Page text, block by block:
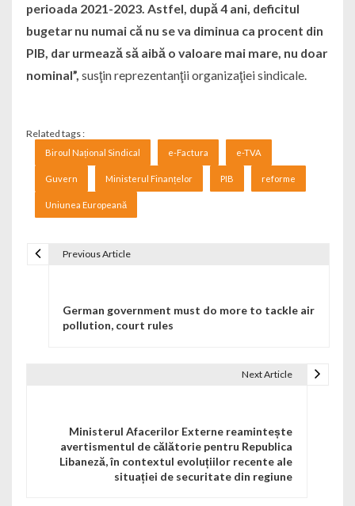
perioada 2021-2023. Astfel, după 4 ani, deficitul
bugetar nu numai că nu se va diminua ca procent din
PIB, dar urmează să aibă o valoare mai mare, nu doar
nominal”, susţin reprezentanţii organizaţiei sindicale.
Related tags :
Biroul Național Sindical e-Factura e-TVA
Guvern Ministerul Finanțelor PIB reforme
Uniunea Europeană
Previous Article
German government must do more to tackle air
pollution, court rules
Next Article
Ministerul Afacerilor Externe reamintește
avertismentul de călătorie pentru Republica
Libaneză, în contextul evoluțiilor recente ale
situației de securitate din regiune